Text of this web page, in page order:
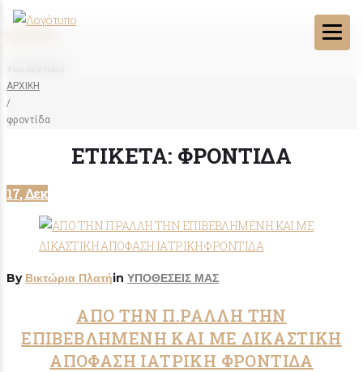
You Are Here:
ΑΡΧΙΚΗ
/
φροντίδα
ΕΤΙΚΈΤΑ: ΦΡΟΝΤΊΔΑ
17, Δεκ
By Βικτώρια Πλατήin ΥΠΟΘΕΣΕΙΣ ΜΑΣ
ΑΠΟ ΤΗΝ Π.ΡΑΛΛΗ ΤΗΝ
ΕΠΙΒΕΒΛΗΜΕΝΗ ΚΑΙ ΜΕ ΔΙΚΑΣΤΙΚΗ
ΑΠΟΦΑΣΗ ΙΑΤΡΙΚΗ ΦΡΟΝΤΙΔΑ